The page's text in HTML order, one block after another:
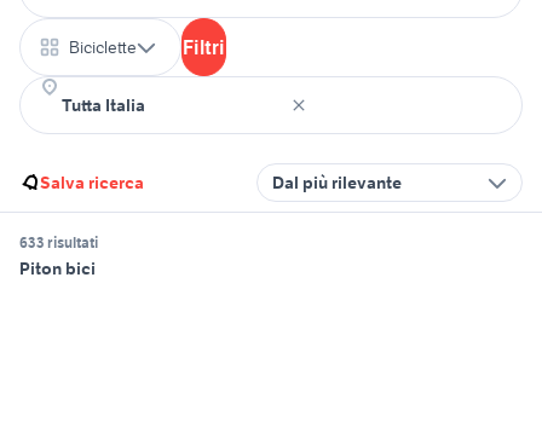
Biciclette Filtri
Salva ricerca Dal più rilevante
633 risultati
Piton bici